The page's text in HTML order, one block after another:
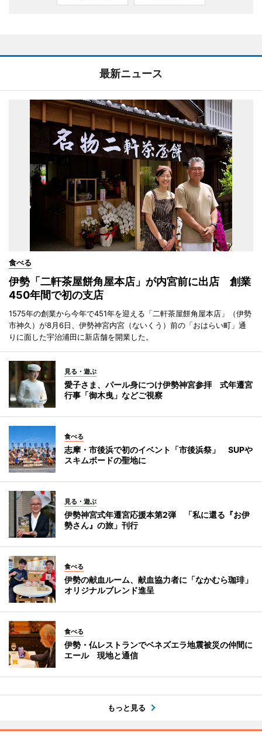
最新ニュース
食べる
伊勢「二軒茶屋餅角屋本店」が内宮前に出店 創業
450年間で初の支店
1575年の創業から今年で451年を迎える「二軒茶屋餅角屋本店」（伊勢
市神久）が8月6日、伊勢神宮内宮（ないくう）前の「おはらい町」通
りに面した宇治浦田に新店舗を開業した。
見る・遊ぶ
愛子さま、パール身につけ伊勢神宮参拝 式年遷宮
行事「御木曳」などご視察
食べる
志摩・市後浜で初のイベント「市後浜祭」 SUPや
スキムボードの聖地に
見る・遊ぶ
伊勢神宮式年遷宮応援本第2弾 「私に還る『お伊
勢さん』の旅」刊行
食べる
伊勢の献血ルーム、献血協力者に「なかむら珈琲」
オリジナルブレンド進呈
食べる
伊勢・仏レストランでベネズエラ地震被災の仲間に
エール 現地と通信
もっと見る